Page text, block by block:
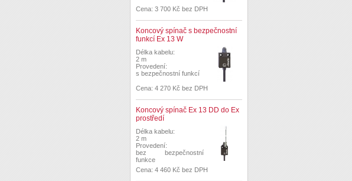
Cena: 3 700 Kč bez DPH
Koncový spínač s bezpečnostní
funkcí Ex 13 W
Délka kabelu:
2 m
Provedení:
s bezpečnostní funkcí
Cena: 4 270 Kč bez DPH
Koncový spínač Ex 13 DD do Ex
prostředí
Délka kabelu:
2 m
Provedení:
bez bezpečnostní
funkce
Cena: 4 460 Kč bez DPH